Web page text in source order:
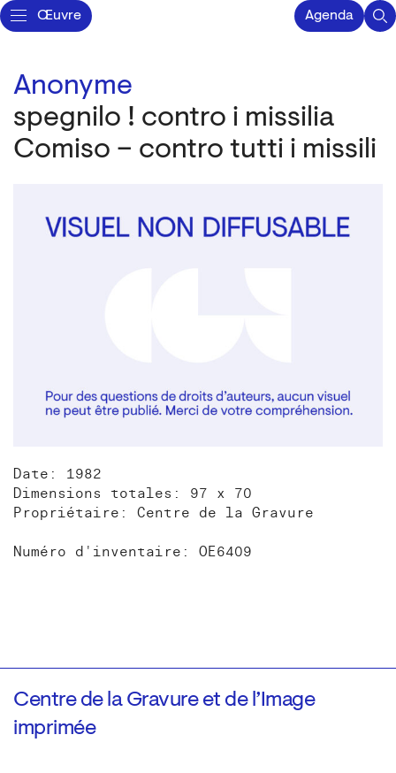
Œuvre Agenda
Anonyme
spegnilo ! contro i missilia
Comiso – contro tutti i missili
Date: 1982
Dimensions totales: 97 x 70
Propriétaire: Centre de la Gravure
Numéro d'inventaire: OE6409
Centre de la Gravure et de l’Image
imprimée